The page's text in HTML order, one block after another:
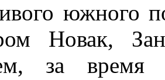
южного
Новак,
за время